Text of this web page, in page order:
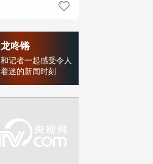
龙咚锵
和记者一起感受令人
着迷的新闻时刻